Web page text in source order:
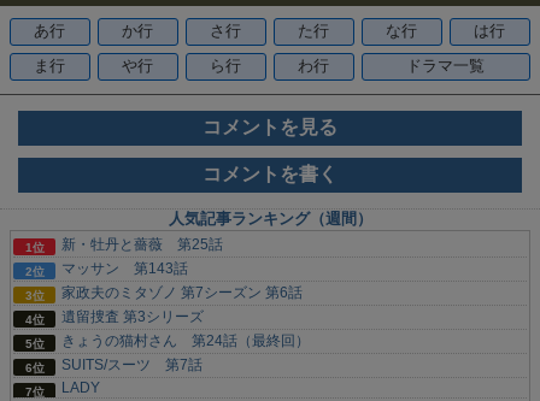
あ行 か行 さ行 た行 な行
は行
ま行
や行 ら行 わ行 ドラマ一覧
コメントを見る
コメントを書く
人気記事ランキング（週間）
新・牡丹と薔薇 第25話
マッサン 第143話
家政夫のミタゾノ 第7シーズン 第6話
遺留捜査 第3シリーズ
きょうの猫村さん 第24話（最終回）
SUITS/スーツ 第7話
LADY